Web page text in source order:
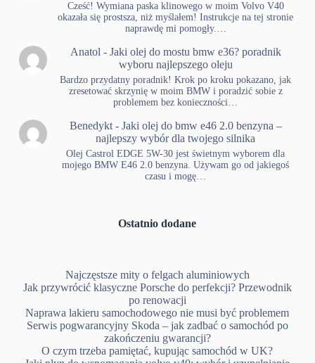
Cześć! Wymiana paska klinowego w moim Volvo V40
okazała się prostsza, niż myślałem! Instrukcje na tej stronie
naprawdę mi pomogły.…
Anatol - Jaki olej do mostu bmw e36? poradnik
wyboru najlepszego oleju
Bardzo przydatny poradnik! Krok po kroku pokazano, jak
zresetować skrzynię w moim BMW i poradzić sobie z
problemem bez konieczności…
Benedykt- Jaki olej do bmw e46 2.0 benzyna –
najlepszy wybór dla twojego silnika
Olej Castrol EDGE 5W-30 jest świetnym wyborem dla
mojego BMW E46 2.0 benzyna. Używam go od jakiegoś
czasu i mogę…
Ostatnio dodane
Najczęstsze mity o felgach aluminiowych
Jak przywrócić klasyczne Porsche do perfekcji? Przewodnik
po renowacji
Naprawa lakieru samochodowego nie musi być problemem
Serwis pogwarancyjny Skoda – jak zadbać o samochód po
zakończeniu gwarancji?
O czym trzeba pamiętać, kupując samochód w UK?